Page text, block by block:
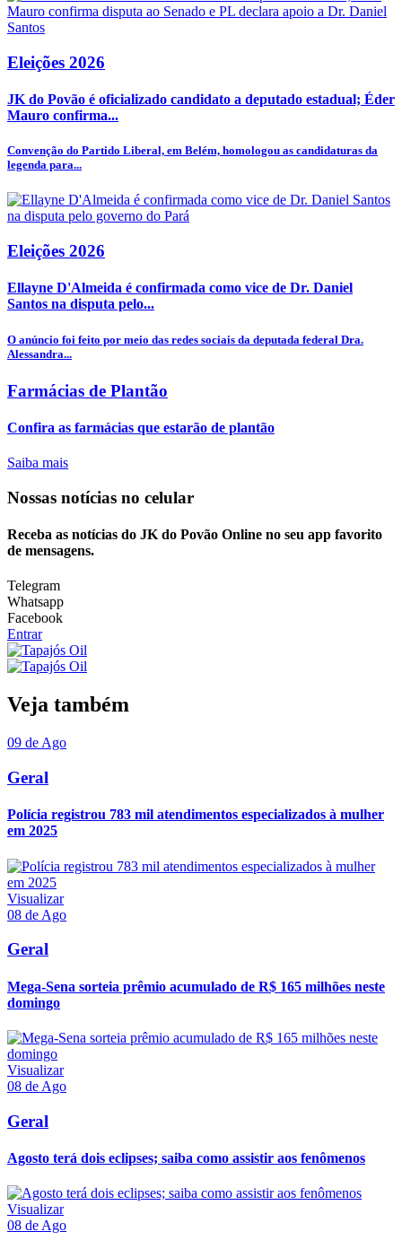
Eleições 2026
JK do Povão é oficializado candidato a deputado estadual; Éder
Mauro confirma...
Convenção do Partido Liberal, em Belém, homologou as candidaturas da
legenda para...
Eleições 2026
Ellayne D'Almeida é confirmada como vice de Dr. Daniel
Santos na disputa pelo...
O anúncio foi feito por meio das redes sociais da deputada federal Dra.
Alessandra...
Farmácias de Plantão
Confira as farmácias que estarão de plantão
Saiba mais
Nossas notícias no celular
Receba as notícias do JK do Povão Online no seu app favorito
de mensagens.
Telegram
Whatsapp
Facebook
Entrar
Veja também
09 de Ago
Geral
Polícia registrou 783 mil atendimentos especializados à mulher
em 2025
Visualizar
08 de Ago
Geral
Mega-Sena sorteia prêmio acumulado de R$ 165 milhões neste
domingo
Visualizar
08 de Ago
Geral
Agosto terá dois eclipses; saiba como assistir aos fenômenos
Visualizar
08 de Ago